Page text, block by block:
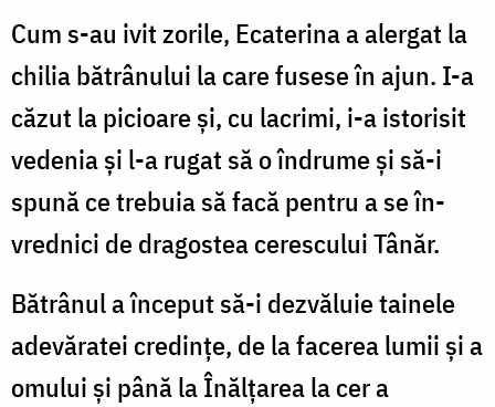
Cum s-au ivit zorile, Ecaterina a alergat la
chilia bătrânului la care fusese în ajun. I-a
căzut la picioare și, cu lacrimi, i-a istorisit
vedenia și l-a rugat să o îndrume și să-i
spună ce trebuia să facă pentru a se în­
vred­nici de dragostea cerescului Tânăr.
Bătrânul a început să-i dezvăluie tainele
adevăratei credințe, de la facerea lumii și a
o­mului și până la Înălțarea la cer a